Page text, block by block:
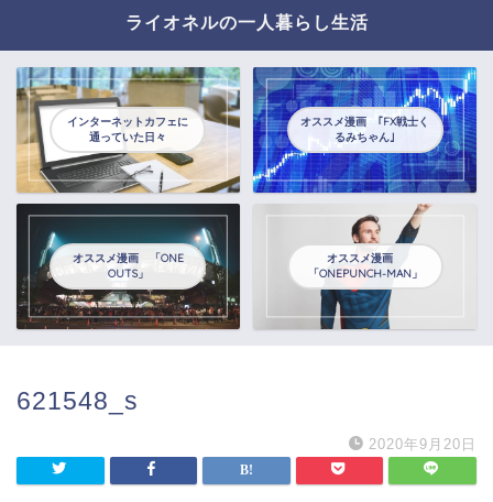
ライオネルの一人暮らし生活
インターネットカフェに
通っていた日々
オススメ漫画 ｢FX戦士く
るみちゃん｣
オススメ漫画 「ONE
OUTS」
オススメ漫画
「ONEPUNCH-MAN」
621548_s
2020年9月20日